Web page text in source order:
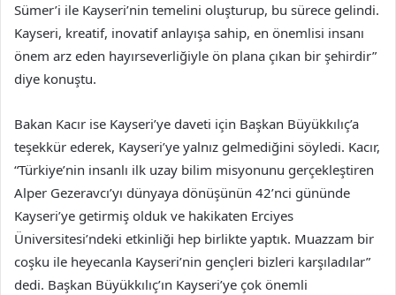
Sümer’i ile Kayseri’nin temelini oluşturup, bu sürece gelindi.
Kayseri, kreatif, inovatif anlayışa sahip, en önemlisi insanı
önem arz eden hayırseverliğiyle ön plana çıkan bir şehirdir”
diye konuştu.
Bakan Kacır ise Kayseri’ye daveti için Başkan Büyükkılıç’a
teşekkür ederek, Kayseri’ye yalnız gelmediğini söyledi. Kacır,
“Türkiye’nin insanlı ilk uzay bilim misyonunu gerçekleştiren
Alper Gezeravcı’yı dünyaya dönüşünün 42’nci gününde
Kayseri’ye getirmiş olduk ve hakikaten Erciyes
Üniversitesi’ndeki etkinliği hep birlikte yaptık. Muazzam bir
coşku ile heyecanla Kayseri’nin gençleri bizleri karşıladılar”
dedi. Başkan Büyükkılıç’ın Kayseri’ye çok önemli